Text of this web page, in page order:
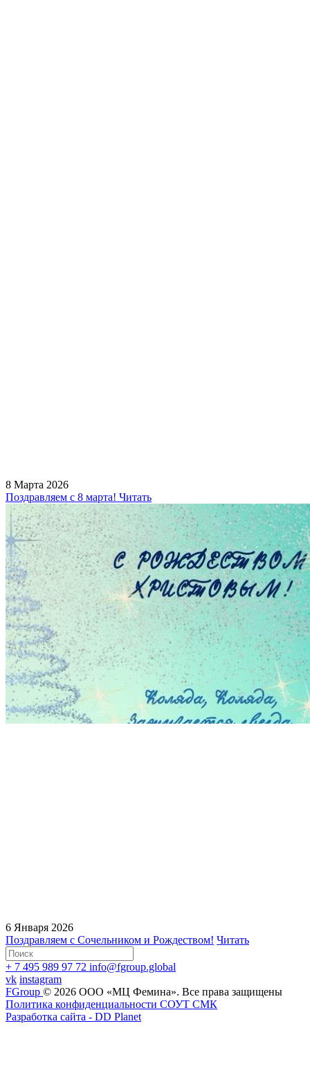
8 Марта 2026
Поздравляем с 8 марта! Читать
6 Января 2026
Поздравляем с Сочельником и Рождеством! Читать
+ 7 495 989 97 72 info@fgroup.global
vk instagram
FGroup © 2026 ООО «МЦ Фемина». Все права защищены
Политика конфиденциальности СОУТ CМК
Разработка сайта - DD Planet